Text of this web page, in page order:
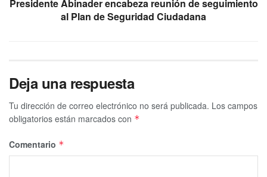
Presidente Abinader encabeza reunión de seguimiento
al Plan de Seguridad Ciudadana
Deja una respuesta
Tu dirección de correo electrónico no será publicada. Los campos
obligatorios están marcados con *
Comentario *